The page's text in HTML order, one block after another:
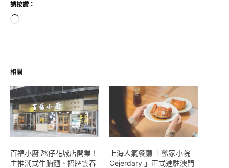
請按讚：
正
入...
相關
百福小廚 氹仔花城店開業！
主推潮式牛腩麵、招牌雲吞
上海人氣餐廳「 蟹家小院
Cejerdary 」正式進駐澳門